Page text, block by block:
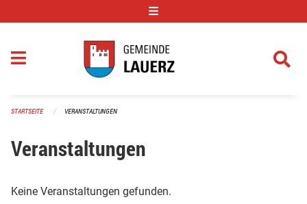
STARTSEITE VERANSTALTUNGEN
Veranstaltungen
Keine Veranstaltungen gefunden.